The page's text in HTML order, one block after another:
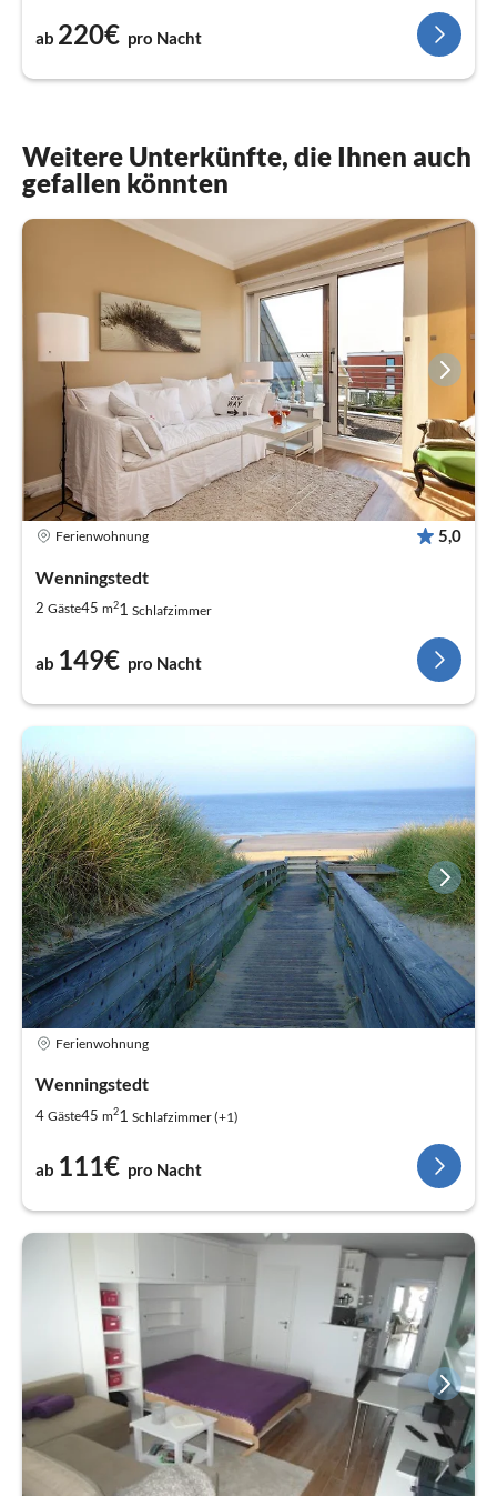
ab 220€ pro Nacht
Weitere Unterkünfte, die Ihnen auch
gefallen könnten
Ferienwohnung 5,0
Wenningstedt
2 Gäste45 m21 Schlafzimmer
ab 149€ pro Nacht
Ferienwohnung
Wenningstedt
4 Gäste45 m21 Schlafzimmer (+1)
ab 111€ pro Nacht